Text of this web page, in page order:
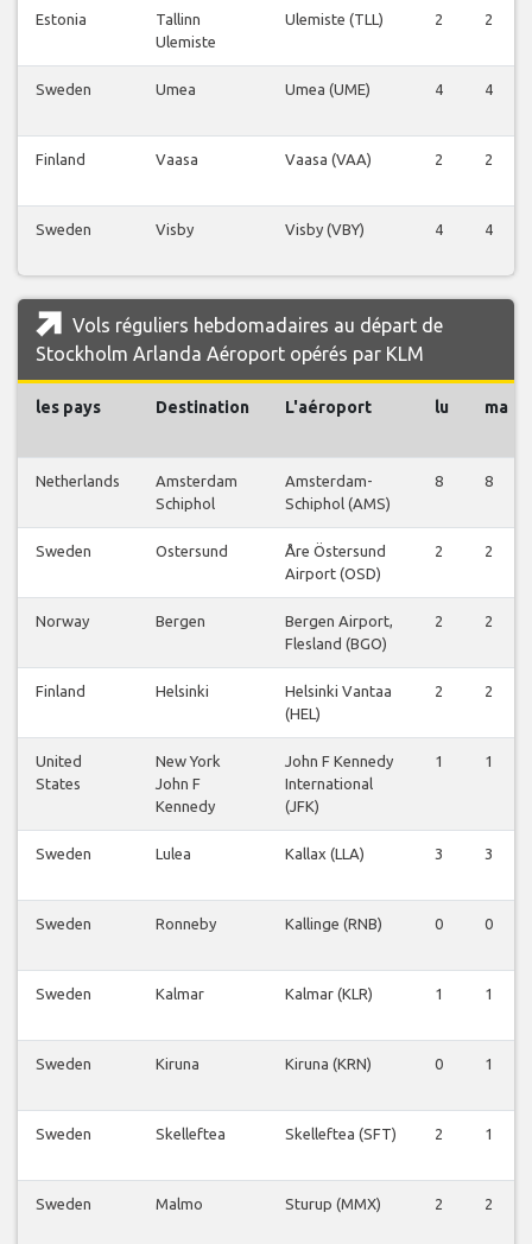
Estonia
Tallinn
Ulemiste
Ulemiste (TLL) 2 2
Sweden Umea Umea (UME) 4 4
Finland Vaasa Vaasa (VAA) 2 2
Sweden Visby Visby (VBY) 4 4
Vols réguliers hebdomadaires au départ de
Stockholm Arlanda Aéroport opérés par KLM
les pays Destination L'aéroport lu ma
Netherlands
Amsterdam
Schiphol
Amsterdam-
Schiphol (AMS)
8 8
Sweden Ostersund
Åre Östersund
Airport (OSD)
2 2
Norway Bergen
Bergen Airport,
Flesland (BGO)
2 2
Finland Helsinki
Helsinki Vantaa
(HEL)
2 2
United
States
New York
John F
Kennedy
John F Kennedy
International
(JFK)
1 1
Sweden Lulea Kallax (LLA) 3 3
Sweden Ronneby Kallinge (RNB) 0 0
Sweden Kalmar Kalmar (KLR) 1 1
Sweden Kiruna Kiruna (KRN) 0 1
Sweden Skelleftea Skelleftea (SFT) 2 1
Sweden Malmo Sturup (MMX) 2 2